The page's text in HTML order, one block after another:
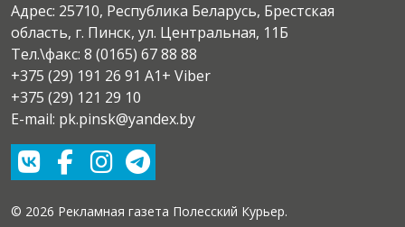
Адрес: 25710, Республика Беларусь, Брестская
область, г. Пинск, ул. Центральная, 11Б
Тел.\факс: 8 (0165) 67 88 88
+375 (29) 191 26 91 A1+ Viber
+375 (29) 121 29 10
E-mail: pk.pinsk@yandex.by
© 2026 Рекламная газета Полесский Курьер.